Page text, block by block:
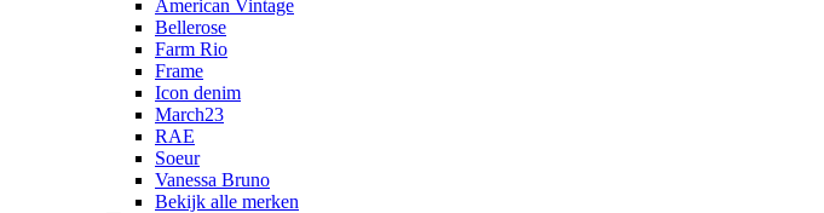
American Vintage
Bellerose
Farm Rio
Frame
Icon denim
March23
RAE
Soeur
Vanessa Bruno
Bekijk alle merken